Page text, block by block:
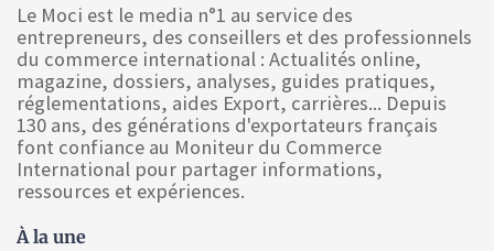
Le Moci est le media n°1 au service des
entrepreneurs, des conseillers et des professionnels
du commerce international : Actualités online,
magazine, dossiers, analyses, guides pratiques,
réglementations, aides Export, carrières... Depuis
130 ans, des générations d'exportateurs français
font confiance au Moniteur du Commerce
International pour partager informations,
ressources et expériences.
À la une